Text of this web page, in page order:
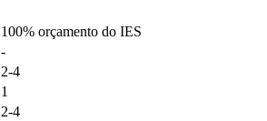
100% orçamento do IES
-
2-4
1
2-4